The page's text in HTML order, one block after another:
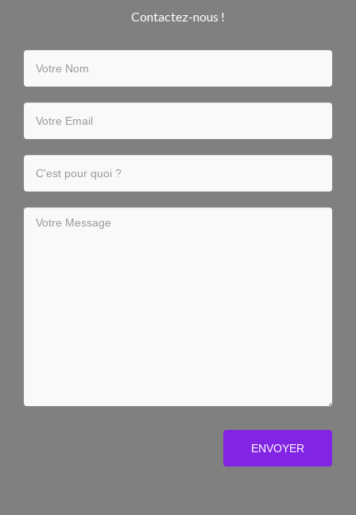
Contactez-nous !
ENVOYER